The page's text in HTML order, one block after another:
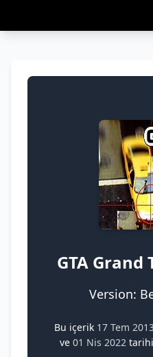
GTA
Version:
Bu içerik 17 Tem 2013
ve 01 Nis 2022